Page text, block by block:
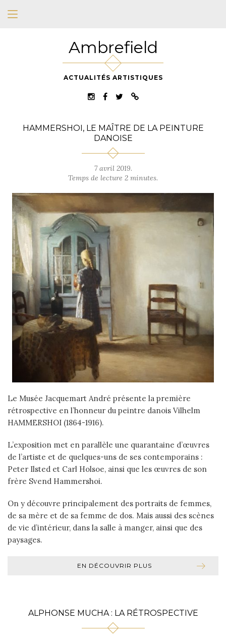
Ambrefield
ACTUALITÉS ARTISTIQUES
HAMMERSHOI, LE MAÎTRE DE LA PEINTURE
DANOISE
7 avril 2019.
Temps de lecture 2 minutes.
Le Musée Jacquemart André présente la première
rétrospective en l’honneur du peintre danois Vilhelm
HAMMERSHOI (1864-1916).
L’exposition met en parallèle une quarantaine d’œuvres
de l’artiste et de quelques-uns de ses contemporains :
Peter Ilsted et Carl Holsoe, ainsi que les œuvres de son
frère Svend Hammershoi.
On y découvre principalement des portraits de femmes,
de sa mère et de sa femme de dos. Mais aussi des scènes
de vie d’intérieur, dans la salle à manger, ainsi que des
paysages.
EN DÉCOUVRIR PLUS
ALPHONSE MUCHA : LA RÉTROSPECTIVE